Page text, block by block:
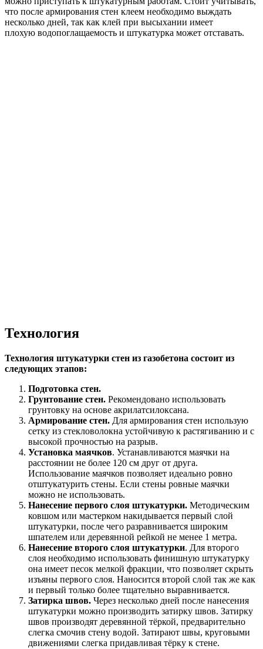
что после армирования стен клеем необходимо выждать
несколько дней, так как клей при высыхании имеет
плохую водопоглащаемость и штукатурка может отставать.
Технология
Технология штукатурки стен из газобетона состоит из
следующих этапов:
Подготовка стен.
Грунтование стен. Рекомендовано использовать
грунтовку на основе акрилатсилоксана.
Армирование стен. Для армирования стен использую
сетку из стекловолокна устойчивую к растягиванию и с
высокой прочностью на разрыв.
Установка маячков. Устанавливаются маячки на
расстоянии не более 120 см друг от друга.
Использование маячков позволяет идеально ровно
отштукатурить стены. Если стены ровные маячки
можно не использовать.
Нанесение первого слоя штукатурки. Методическим
ковшом или мастерком накидывается первый слой
штукатурки, после чего разравнивается широким
шпателем или деревянной рейкой не менее 1 метра.
Нанесение второго слоя штукатурки. Для второго
слоя необходимо использовать финишную штукатурку
она имеет песок мелкой фракции, что позволяет скрыть
изъяны первого слоя. Наносится второй слой так же как
и первый только более тщательно выравнивается.
Затирка швов. Через несколько дней после нанесения
штукатурки можно производить затирку швов. Затирку
швов производят деревянной тёркой, предварительно
слегка смочив стену водой. Затирают швы, круговыми
движениями слегка придавливая тёрку к стене.